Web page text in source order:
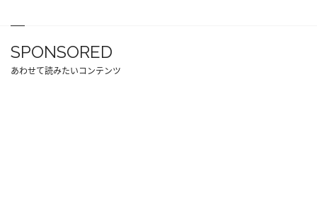
SPONSORED
あわせて読みたいコンテンツ